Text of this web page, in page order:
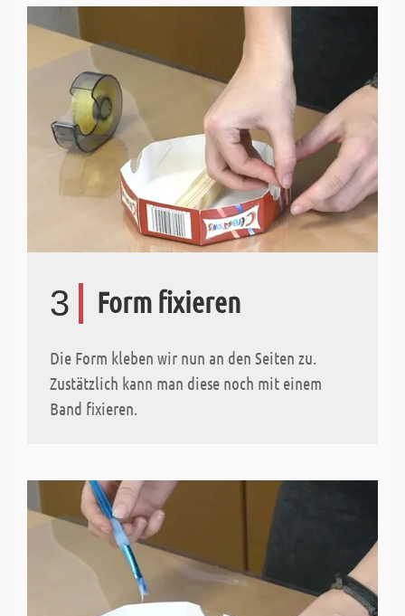
3 Form fixieren
Die Form kleben wir nun an den Seiten zu.
Zustätzlich kann man diese noch mit einem
Band fixieren.